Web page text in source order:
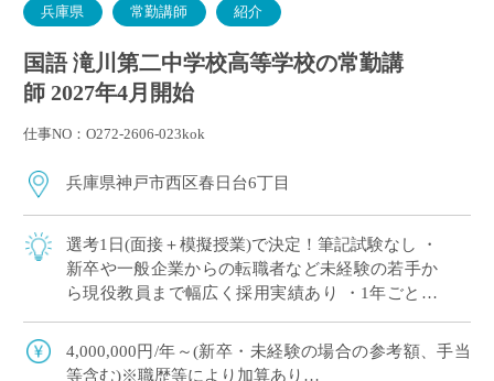
兵庫県 常勤講師 紹介
国語 滝川第二中学校高等学校の常勤講
師 2027年4月開始
仕事NO：O272-2606-023kok
兵庫県神戸市西区春日台6丁目
選考1日(面接＋模擬授業)で決定！筆記試験なし ・
新卒や一般企業からの転職者など未経験の若手か
ら現役教員まで幅広く採用実績あり ・1年ごとに
会で活躍する運動部を多数擁しながら […]
4,000,000円/年～(新卒・未経験の場合の参考額、手当
等含む)※職歴等により加算あり